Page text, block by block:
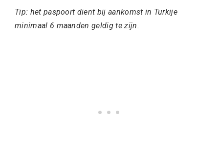
Tip: het paspoort dient bij aankomst in Turkije
minimaal 6 maanden geldig te zijn.